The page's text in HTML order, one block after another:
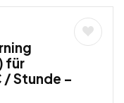
für
Stunde –